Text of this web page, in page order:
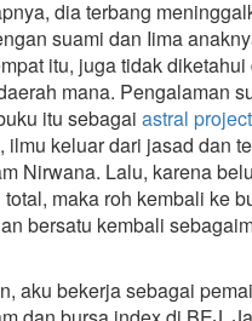
dia terbang
suami dan Iima
itu, juga tidak
mana. Pengalaman
itu sebagai astral
ilmu keluar dari jasad dan
Nirwana. Lalu, karena
maka roh kembali ke
bersatu kembali
aku bekerja sebagai